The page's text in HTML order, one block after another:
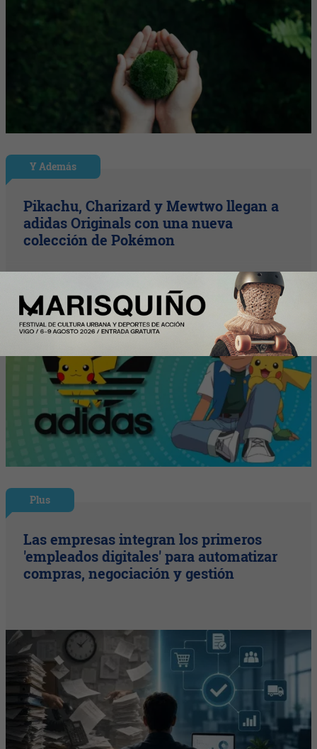
Y Además
Pikachu, Charizard y Mewtwo llegan a
adidas Originals con una nueva
colección de Pokémon
Plus
Las empresas integran los primeros
'empleados digitales' para automatizar
compras, negociación y gestión